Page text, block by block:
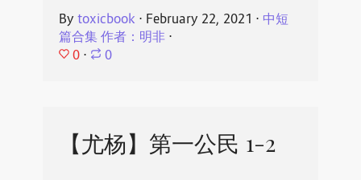
By toxicbook ⋅ February 22, 2021 ⋅ 中短
篇合集 作者：明非⋅
0 ⋅ 0
【尤杨】第一公民 1-2